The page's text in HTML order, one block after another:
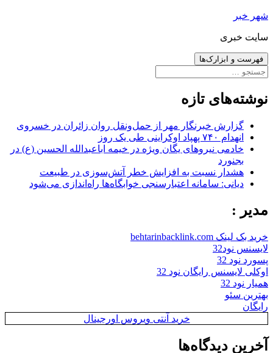
رفتن
نوشته‌ها
شهر خبر
سایت خبری
فهرست و ابزارک‌ها
جستجو
نوشته‌های تازه
گزارش خبرنگار مهر از حمل‌ونقل روان زائران در خسروی
انهدام ۷۴۰ پهپاد اوکراینی طی یک روز
خادمی نیروهای یگان ویژه در خیمه اباعبدالله الحسین (ع) در
بجنورد
هشدار نسبت به افزایش خطر آتش‌سوزی در طبیعت
دیانی: سامانه اعتبارسنجی خوابگاه‌ها راه‌اندازی می‌شود
مدیر :
خرید بک لینک behtarinbacklink.com
لایسنس نود32
پسورد نود 32
اوکلی لایسنس رایگان نود 32
همیار نود 32
بهترین سئو
رایگان
خرید آنتی ویروس اورجینال
آخرین دیدگاه‌ها